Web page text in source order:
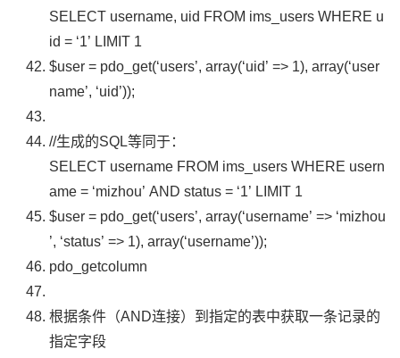
SELECT username, uid FROM ims_users WHERE u
id = ‘1’ LIMIT 1
$user = pdo_get(‘users’, array(‘uid’ => 1), array(‘user
name’, ‘uid’));
//生成的SQL等同于：
SELECT username FROM ims_users WHERE usern
ame = ‘mizhou’ AND status = ‘1’ LIMIT 1
$user = pdo_get(‘users’, array(‘username’ => ‘mizhou
’, ‘status’ => 1), array(‘username’));
pdo_getcolumn
根据条件（AND连接）到指定的表中获取一条记录的
指定字段